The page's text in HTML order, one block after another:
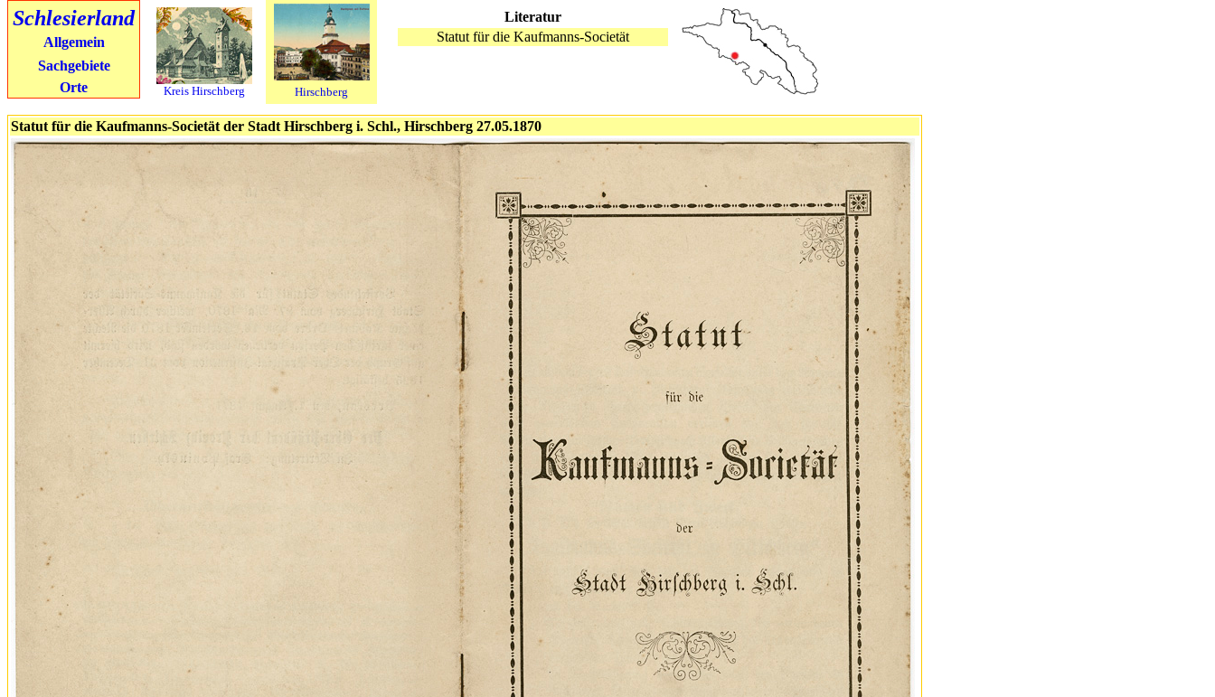
Hirschberg
Literatur
Statut für die Kaufmanns-Societät
Kreis Hirschberg
Schlesierland
Allgemein
Sachgebiete
Orte
Statut für die Kaufmanns-Societät der Stadt Hirschberg i. Schl., Hirschberg 27.05.1870